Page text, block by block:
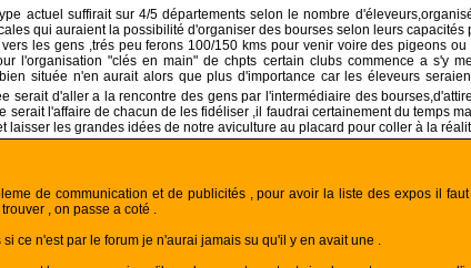
actuel suffirait sur 4/5 départements selon le nombre
qui auraient la possibilité d'organiser des bourses selon leurs
les gens ,trés peu ferons 100/150 kms pour venir voire des pigeons
l'organisation "clés en main" de chpts certain clubs commence a s'y
située n'en aurait alors que plus d'importance car les éleveurs
serait d'aller a la rencontre des gens par l'intermédiaire des
serait l'affaire de chacun de les fidéliser ,il faudrai certainement du temps
laisser les grandes idées de notre aviculture au placard pour coller à la
de communication et de publicités , pour avoir la liste des expos il
, on passe a coté .
ce n'est par le forum je n'aurai jamais su qu'il y en avait une .